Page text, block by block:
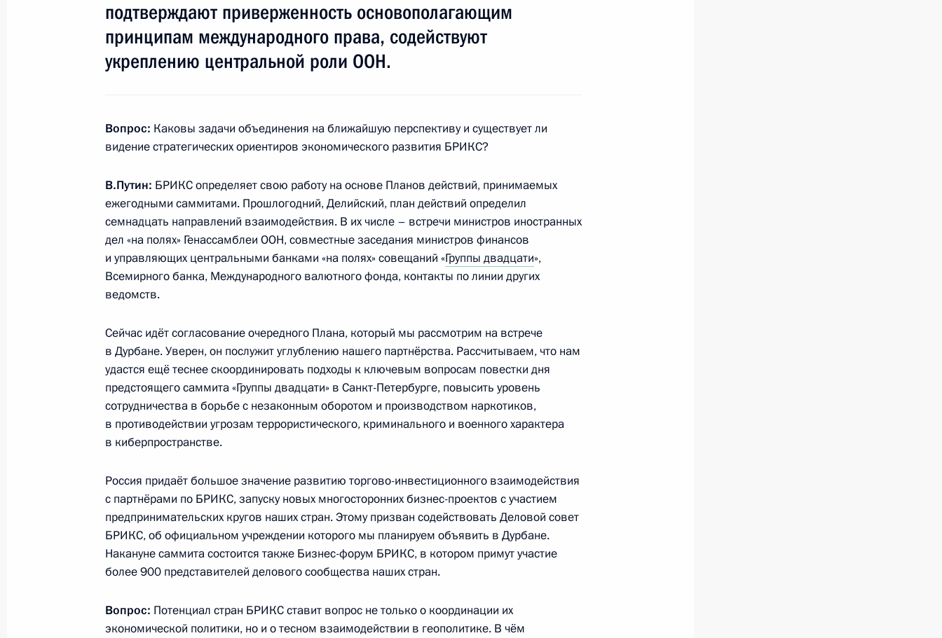
Выступление на встрече с лидерами африканских государств
27 марта 2013 года, 19:00 Дурбан
Заявление для прессы по итогам саммита БРИКС
27 марта 2013 года, 17:00 Дурбан
Выступление на переговорах лидеров БРИКС в расширенном
составе
с представителями деловых кругов
27 марта 2013 года, 13:00 Дурбан
26 марта 2013 года, вторник
Встреча с Премьер-министром Индии Манмоханом Сингхом
26 марта 2013 года, 22:30 Дурбан
Визит в ЮАР
26 марта 2013 года, 21:00 Дурбан
8
Встреча с Уполномоченным по защите прав предпринимателей
подтверждают приверженность основополагающим
принципам международного права, содействуют
укреплению центральной роли ООН.
Вопрос: Каковы задачи объединения на ближайшую перспективу и существует ли
видение стратегических ориентиров экономического развития БРИКС?
В.Путин: БРИКС определяет свою работу на основе Планов действий, принимаемых
ежегодными саммитами. Прошлогодний, Делийский, план действий определил
семнадцать направлений взаимодействия. В их числе – встречи министров иностранных
дел «на полях» Генассамблеи ООН, совместные заседания министров финансов
и управляющих центральными банками «на полях» совещаний «Группы двадцати»,
Всемирного банка, Международного валютного фонда, контакты по линии других
ведомств.
Сейчас идёт согласование очередного Плана, который мы рассмотрим на встрече
в Дурбане. Уверен, он послужит углублению нашего партнёрства. Рассчитываем, что нам
удастся ещё теснее скоординировать подходы к ключевым вопросам повестки дня
предстоящего саммита «Группы двадцати» в Санкт-Петербурге, повысить уровень
сотрудничества в борьбе с незаконным оборотом и производством наркотиков,
в противодействии угрозам террористического, криминального и военного характера
в киберпространстве.
Россия придаёт большое значение развитию торгово-инвестиционного взаимодействия
с партнёрами по БРИКС, запуску новых многосторонних бизнес-проектов с участием
предпринимательских кругов наших стран. Этому призван содействовать Деловой совет
БРИКС, об официальном учреждении которого мы планируем объявить в Дурбане.
Накануне саммита состоится также Бизнес-форум БРИКС, в котором примут участие
более 900 представителей делового сообщества наших стран.
Вопрос: Потенциал стран БРИКС ставит вопрос не только о координации их
экономической политики, но и о тесном взаимодействии в геополитике. В чём